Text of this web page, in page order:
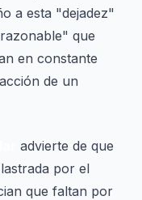
a esta "dejadez"
que
en constante
de un
advierte de que
por el
que faltan por